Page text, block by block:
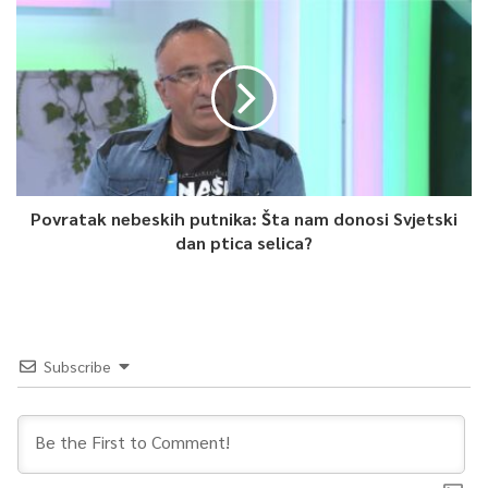
Zanimljive činjenice o prodaji zbirke:
Cijena:Zbirka je prodata za tadašnjih
čehoslovačkih kruna.
Današnja vrijednost:Procjenjuje se da bi ta suma danas
iznosila oko100.000 eura.
Moralni čin:Ambasador Hloben otkrio je da su u to
vrijeme postojali privatni kupci koji su nudili 40.000 kruna
samo jedan rukopis, ali je Bašagić odlučio zbirku
Profesor Kodrić je istakao kako saradnja sa Slovačkom služi kao
Povratak nebeskih putnika: Šta nam donosi Svjetski
dan ptica selica?
Subscribe